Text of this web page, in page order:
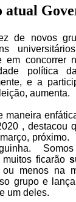
atual
de novos
em concorrer
política
e a
aumenta.
maneira
, destacou
próximo.
ficarão
menos na
grupo e
um deles.